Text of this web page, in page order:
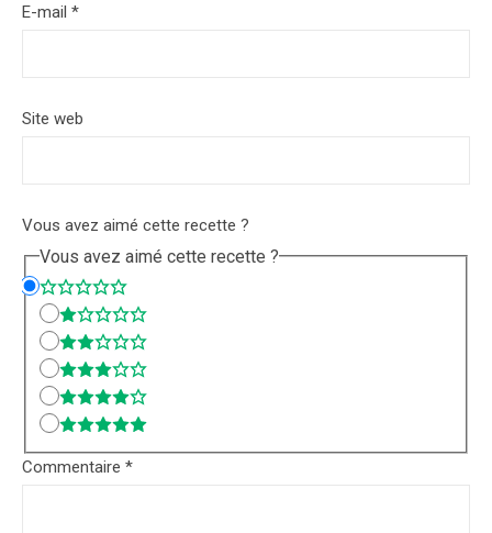
E-mail *
Site web
Vous avez aimé cette recette ?
Vous avez aimé cette recette ?
Commentaire *